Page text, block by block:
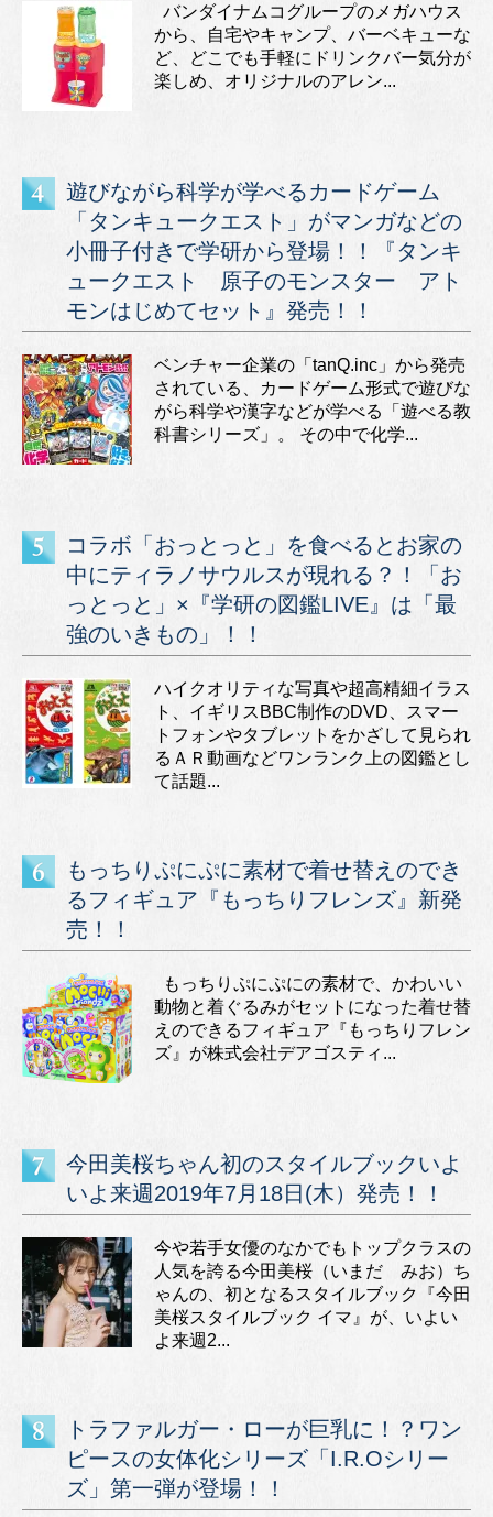
バンダイナムコグループのメガハウス
から、自宅やキャンプ、バーベキューな
ど、どこでも手軽にドリンクバー気分が
楽しめ、オリジナルのアレン...
遊びながら科学が学べるカードゲーム
「タンキュークエスト」がマンガなどの
小冊子付きで学研から登場！！『タンキ
ュークエスト 原子のモンスター アト
モンはじめてセット』発売！！
ベンチャー企業の「tanQ.inc」から発売
されている、カードゲーム形式で遊びな
がら科学や漢字などが学べる「遊べる教
科書シリーズ」。 その中で化学...
コラボ「おっとっと」を食べるとお家の
中にティラノサウルスが現れる？！「お
っとっと」×『学研の図鑑LIVE』は「最
強のいきもの」！！
ハイクオリティな写真や超高精細イラス
ト、イギリスBBC制作のDVD、スマー
トフォンやタブレットをかざして見られ
るＡＲ動画などワンランク上の図鑑とし
て話題...
もっちりぷにぷに素材で着せ替えのでき
るフィギュア『もっちりフレンズ』新発
売！！
もっちりぷにぷにの素材で、かわいい
動物と着ぐるみがセットになった着せ替
えのできるフィギュア『もっちりフレン
ズ』が株式会社デアゴスティ...
今田美桜ちゃん初のスタイルブックいよ
いよ来週2019年7月18日(木）発売！！
今や若手女優のなかでもトップクラスの
人気を誇る今田美桜（いまだ みお）ち
ゃんの、初となるスタイルブック『今田
美桜スタイルブック イマ』が、いよい
よ来週2...
トラファルガー・ローが巨乳に！？ワン
ピースの女体化シリーズ「I.R.Oシリー
ズ」第一弾が登場！！